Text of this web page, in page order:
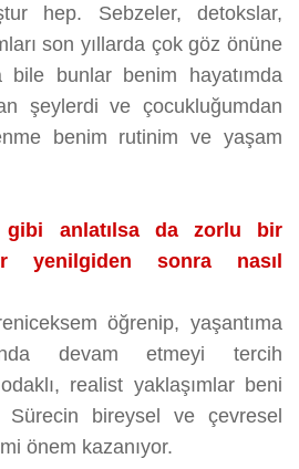
hep. Sebzeler, detokslar,
son yıllarda çok göz önüne
bile bunlar benim hayatımda
şeylerdi ve çocukluğumdan
benim rutinim ve yaşam
gibi anlatılsa da zorlu bir
yenilgiden sonra nasıl
öğrenip, yaşantıma
devam etmeyi tercih
realist yaklaşımlar beni
bireysel ve çevresel
önem kazanıyor.